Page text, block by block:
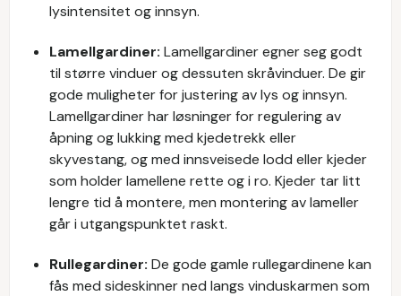
lysintensitet og innsyn.
Lamellgardiner: Lamellgardiner egner seg godt
til større vinduer og dessuten skråvinduer. De gir
gode muligheter for justering av lys og innsyn.
Lamellgardiner har løsninger for regulering av
åpning og lukking med kjedetrekk eller
skyvestang, og med innsveisede lodd eller kjeder
som holder lamellene rette og i ro. Kjeder tar litt
lengre tid å montere, men montering av lameller
går i utgangspunktet raskt.
Rullegardiner: De gode gamle rullegardinene kan
fås med sideskinner ned langs vinduskarmen som